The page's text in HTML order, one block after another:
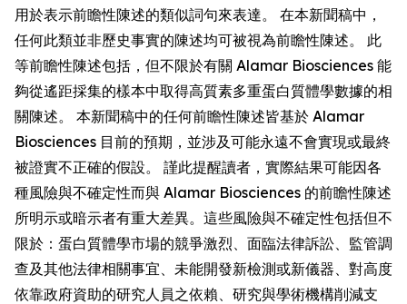
用於表示前瞻性陳述的類似詞句來表達。 在本新聞稿中，
任何此類並非歷史事實的陳述均可被視為前瞻性陳述。 此
等前瞻性陳述包括，但不限於有關 Alamar Biosciences 能
夠從遙距採集的樣本中取得高質素多重蛋白質體學數據的相
關陳述。 本新聞稿中的任何前瞻性陳述皆基於 Alamar
Biosciences 目前的預期，並涉及可能永遠不會實現或最終
被證實不正確的假設。 謹此提醒讀者，實際結果可能因各
種風險與不確定性而與 Alamar Biosciences 的前瞻性陳述
所明示或暗示者有重大差異。這些風險與不確定性包括但不
限於：蛋白質體學市場的競爭激烈、面臨法律訴訟、監管調
查及其他法律相關事宜、未能開發新檢測或新儀器、對高度
依靠政府資助的研究人員之依賴、研究與學術機構削減支